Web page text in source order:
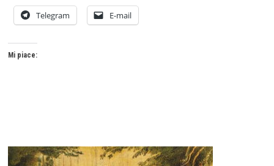
Telegram E-mail
Mi piace: